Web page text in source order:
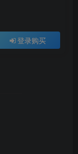
登录购买